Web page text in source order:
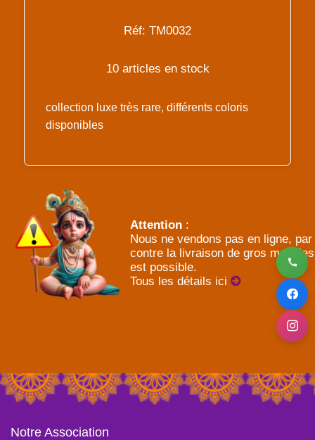
Réf: TM0032
10 articles en stock
collection luxe très rare, différents coloris
disponibles
Attention :
Nous ne vendons pas en ligne, par
contre la livraison de gros meubles
est possible.
Tous les détails ici
Notre Association